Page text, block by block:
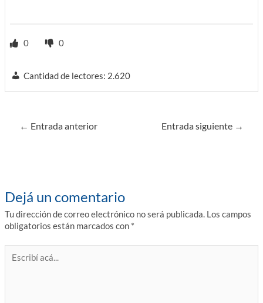
0 0
Cantidad de lectores: 2.620
← Entrada anterior Entrada siguiente →
Dejá un comentario
Tu dirección de correo electrónico no será publicada. Los campos
obligatorios están marcados con *
acá...